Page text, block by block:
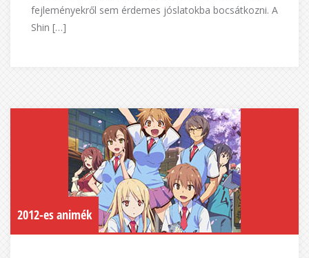
fejleményekről sem érdemes jóslatokba bocsátkozni. A
Shin […]
2012-es animék